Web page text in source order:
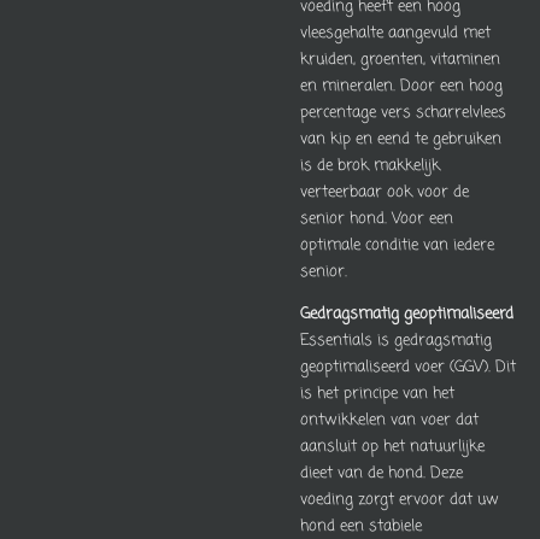
voeding heeft een hoog
vleesgehalte aangevuld met
kruiden, groenten, vitaminen
en mineralen. Door een hoog
percentage vers scharrelvlees
van kip en eend te gebruiken
is de brok makkelijk
verteerbaar ook voor de
senior hond. Voor een
optimale conditie van iedere
senior.
Gedragsmatig geoptimaliseerd
Essentials is gedragsmatig
geoptimaliseerd voer (GGV). Dit
is het principe van het
ontwikkelen van voer dat
aansluit op het natuurlijke
dieet van de hond. Deze
voeding zorgt ervoor dat uw
hond een stabiele